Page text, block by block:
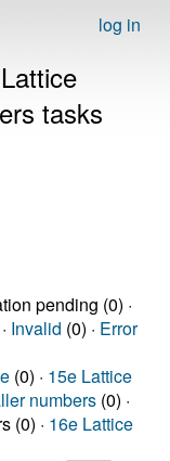
log in
tasks
pending (0) ·
Invalid (0) · Error
(0) · 15e Lattice
numbers (0) ·
(0) · 16e Lattice